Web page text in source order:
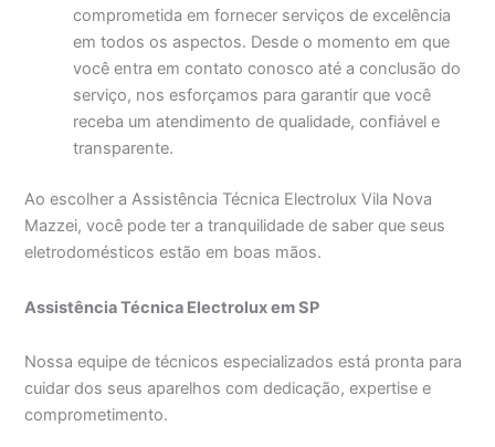
comprometida em fornecer serviços de excelência
em todos os aspectos. Desde o momento em que
você entra em contato conosco até a conclusão do
serviço, nos esforçamos para garantir que você
receba um atendimento de qualidade, confiável e
transparente.
Ao escolher a Assistência Técnica Electrolux Vila Nova
Mazzei, você pode ter a tranquilidade de saber que seus
eletrodomésticos estão em boas mãos.
Assistência Técnica Electrolux em SP
Nossa equipe de técnicos especializados está pronta para
cuidar dos seus aparelhos com dedicação, expertise e
comprometimento.